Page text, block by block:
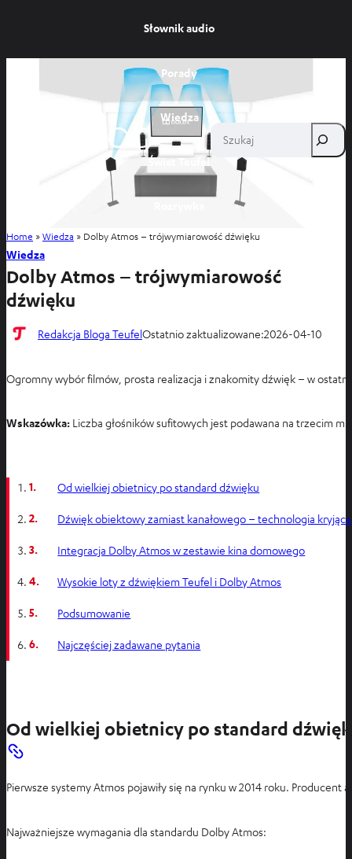
Słownik audio
Porady
Wiedza
Świat Teufel
Szukaj
Home »Wiedza » Dolby Atmos – trójwymiarowość dźwięku
Wiedza
Dolby Atmos – trójwymiarowość
dźwięku
Redakcja Bloga TeufelOstatnio zaktualizowane:2026-04-10
Ogromny wybór filmów, prosta realizacja i znakomity dźwięk – w
Wskazówka: Liczba głośników sufitowych jest podawana na trzecim
1. Od wielkiej obietnicy po standard dźwięku
2. Dźwięk obiektowy zamiast kanałowego – technologia
3. Integracja Dolby Atmos w zestawie kina domowego
4. Wysokie loty z dźwiękiem Teufel i Dolby Atmos
5. Podsumowanie
6. Najczęściej zadawane pytania
Od wielkiej obietnicy po standard
Pierwsze systemy Atmos pojawiły się na rynku w 2014 roku.
Najważniejsze wymagania dla standardu Dolby Atmos: